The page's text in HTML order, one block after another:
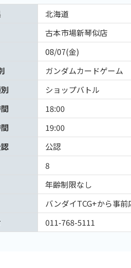
北海道
古本市場新琴似店
08/07(金)
ガンダムカードゲーム
ショップバトル
18:00
19:00
公認
8
年齢制限なし
バンダイTCG+から事前
011-768-5111